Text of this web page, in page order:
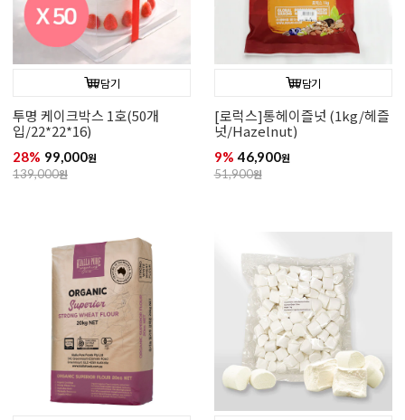
담기
투명 케이크박스 1호(50개
입/22*22*16)
28% 99,000원
139,000원
담기
[로럭스]통헤이즐넛 (1kg/헤즐
넛/Hazelnut)
9% 46,900원
51,900원